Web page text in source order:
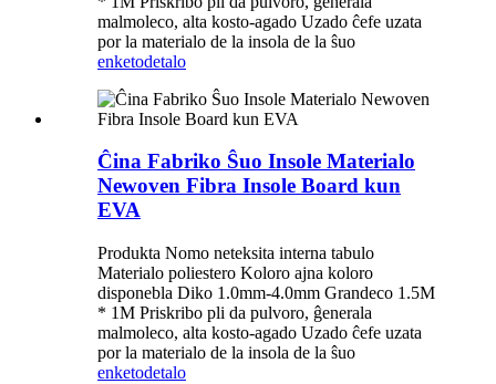
malmoleco, alta kosto-agado Uzado ĉefe uzata
por la materialo de la insola de la ŝuo
enketodetalo
Ĉina Fabriko Ŝuo Insole Materialo
Newoven Fibra Insole Board kun
EVA
Produkta Nomo neteksita interna tabulo
Materialo poliestero Koloro ajna koloro
disponebla Diko 1.0mm-4.0mm Grandeco 1.5M
* 1M Priskribo pli da pulvoro, ĝenerala
malmoleco, alta kosto-agado Uzado ĉefe uzata
por la materialo de la insola de la ŝuo
enketodetalo